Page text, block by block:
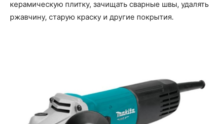
керамическую плитку, зачищать сварные швы, удалять
ржавчину, старую краску и другие покрытия.